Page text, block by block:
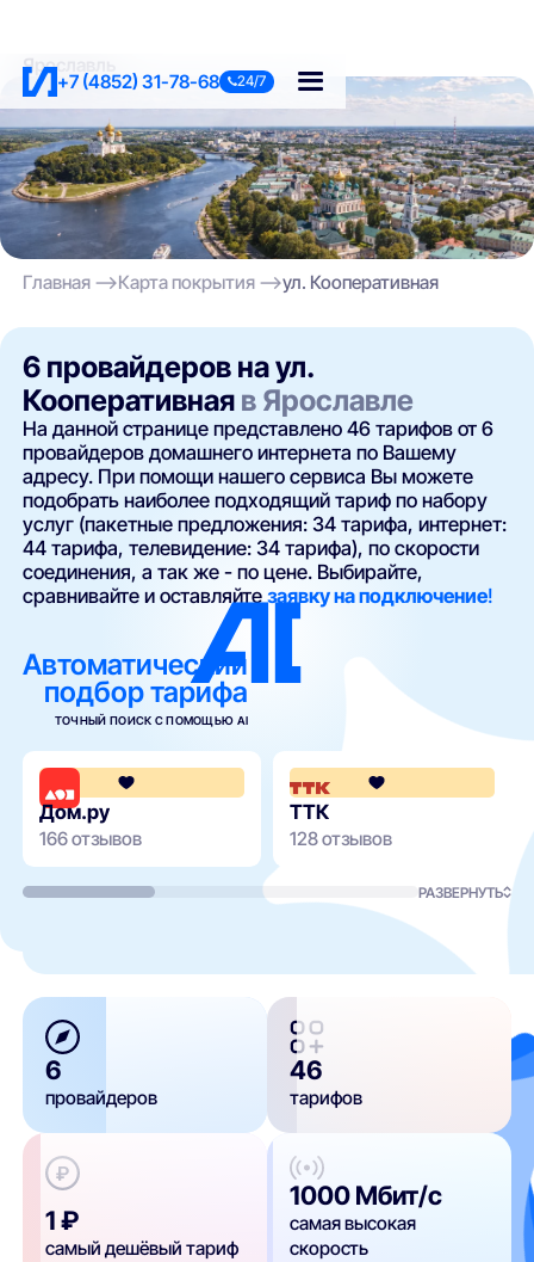
+7 (4852) 31-78-68 24/7
Ярославль
Главная Карта покрытия ул. Кооперативная
6 провайдеров на ул.
Кооперативная в Ярославле
На данной странице представлено 46 тарифов от 6
провайдеров домашнего интернета по Вашему
адресу. При помощи нашего сервиса Вы можете
подобрать наиболее подходящий тариф по набору
услуг (пакетные предложения: 34 тарифа, интернет:
44 тарифа, телевидение: 34 тарифа), по скорости
соединения, а так же - по цене. Выбирайте,
сравнивайте и оставляйтезаявку на подключение!
Автоматический
подбор тарифа
ТОЧНЫЙ ПОИСК С ПОМОЩЬЮ AI
4.3
Дом.ру
166 отзывов
ТТК
128 отзывов
РАЗВЕРНУТЬ
6
провайдеров
46
тарифов
1 ₽
самый дешёвый тариф
1000 Мбит/с
самая высокая
скорость